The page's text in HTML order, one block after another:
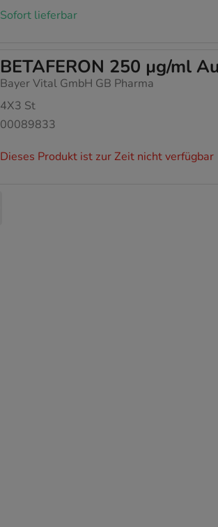
Sofort lieferbar
BETAFERON 250 µg/ml
Bayer Vital GmbH GB Pharma
4X3 St
00089833
Dieses Produkt ist zur Zeit nicht verfügbar